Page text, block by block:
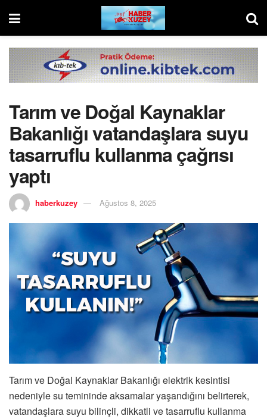
Tarım ve Doğal Kaynaklar
Bakanlığı vatandaşlara suyu
tasarruflu kullanma çağrısı
yaptı
haberkuzey Ağustos 8, 2025
Tarım ve Doğal Kaynaklar Bakanlığı elektrik kesintisi
nedeniyle su temininde aksamalar yaşandığını belirterek,
vatandaşlara suyu bilinçli, dikkatli ve tasarruflu kullanma